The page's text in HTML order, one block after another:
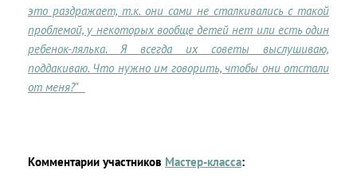
это раздражает, т.к. они сами не сталкивались с такой
проблемой, у некоторых вообще детей нет или есть один
ребенок-лялька. Я всегда их советы выслушиваю,
поддакиваю. Что нужно им говорить, чтобы они отстали
от меня?"
Комментарии участников Мастер-класса: